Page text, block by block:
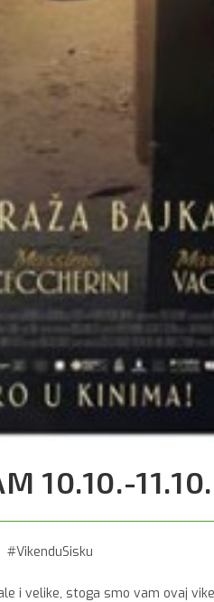
10.10.-
#VikenduSisku
i velike, stoga smo vam ovaj